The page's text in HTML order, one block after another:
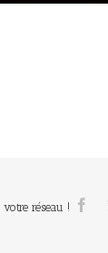
votre réseau !